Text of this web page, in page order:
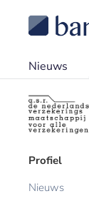
Nieuws
Profiel
Nieuws